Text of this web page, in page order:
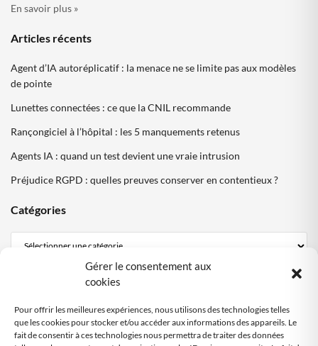
Gérer le consentement aux
cookies
Pour offrir les meilleures expériences, nous utilisons des technologies telles
que les cookies pour stocker et/ou accéder aux informations des appareils. Le
fait de consentir à ces technologies nous permettra de traiter des données
En savoir plus »
Articles récents
Agent d’IA autoréplicatif : la menace ne se limite pas aux modèles
de pointe
Lunettes connectées : ce que la CNIL recommande
Rançongiciel à l’hôpital : les 5 manquements retenus
Agents IA : quand un test devient une vraie intrusion
Préjudice RGPD : quelles preuves conserver en contentieux ?
Catégories
Mentions Légales
Politique cookies DPO Partagé
Nous contacter